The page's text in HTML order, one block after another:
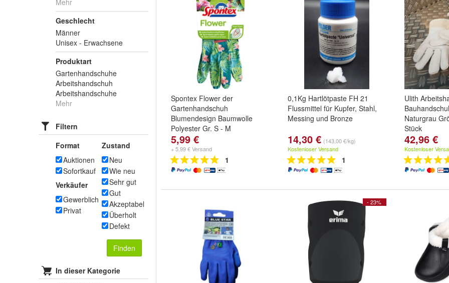
Mehr
Geschlecht
Männer
Unisex - Erwachsene
Produktart
Gartenhandschuhe
Arbeitshandschuh
Arbeitshandschuhe
Mehr
Filtern
Format
Auktionen
Sofortkauf
Verkäufer
Gewerblich
Privat
Zustand
Neu
Wie neu
Sehr gut
Gut
Akzeptabel
Überholt
Defekt
Finden
In dieser Kategorie
Spontex Flower der
Gartenhandschuh
Blumendesign Baumwolle
Polyester Gr. S - M
Größen:
8,5 ( M/L )
5,99 €
+ 5,99 € Versand
1
0,1Kg Hartlötpaste FH 21
Flussmittel für Kupfer, Stahl,
Messing und Bronze
14,30 € (143,00 €/kg)
Kostenloser Versand
1
Ulith
Naturgrau
Stück
42,96 €
Kostenloser
- 23%